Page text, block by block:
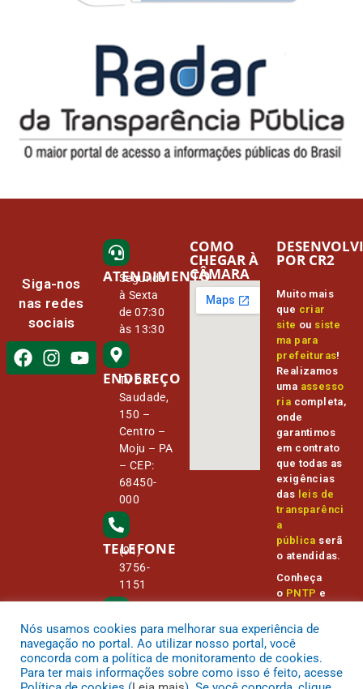
Siga-nos
nas redes
sociais
ATENDIMENTO
Segunda
à Sexta
de 07:30
às 13:30
ENDEREÇO
Tv Da
Saudade,
150 –
Centro –
Moju – PA
– CEP:
68450-
000
TELEFONE
(91)
3756-
1151
E-MAIL
camara@
cmmoju.p
a.gov.br
COMO
CHEGAR À
CÂMARA
Muito mais
que criar
site ou siste
ma para
prefeituras!
Realizamos
uma assesso
ria completa,
onde
garantimos
em contrato
que todas as
exigências
das leis de
transparênci
a
pública serã
o atendidas.
Conheça
o PNTP e
Transparênc
ia Pública
POR CR2
Nós usamos cookies para melhorar sua experiência de
navegação no portal. Ao utilizar nosso portal, você
concorda com a política de monitoramento de cookies.
Para ter mais informações sobre como isso é feito, acesse